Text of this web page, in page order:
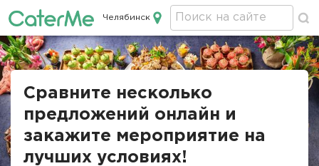
Кейтеринг в Челябинске
Челябинск
Строка
Сравните несколько
предложений онлайн и
закажите мероприятие на
лучших условиях!